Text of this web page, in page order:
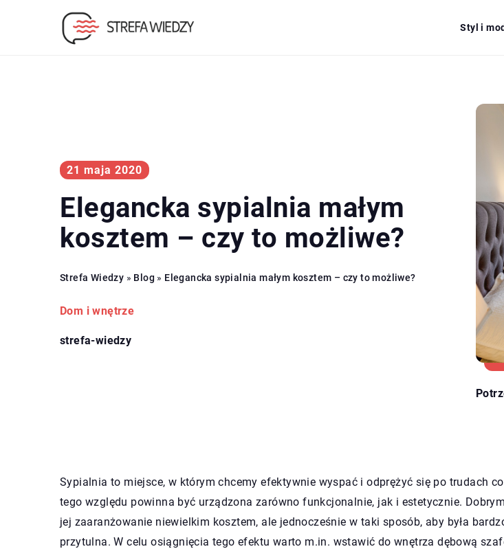
Styl i
21 maja 2020
Elegancka sypialnia małym
kosztem – czy to możliwe?
Strefa Wiedzy » Blog » Elegancka sypialnia małym kosztem – czy to możliwe?
Dom i wnętrze
strefa-wiedzy
Sypialnia to miejsce, w którym chcemy efektywnie wyspać i odprężyć się po trudach
tego względu powinna być urządzona zarówno funkcjonalnie, jak i estetycznie.
jej zaaranżowanie niewielkim kosztem, ale jednocześnie w taki sposób, aby była
przytulna. W celu osiągnięcia tego efektu warto m.in. wstawić do wnętrza dębową